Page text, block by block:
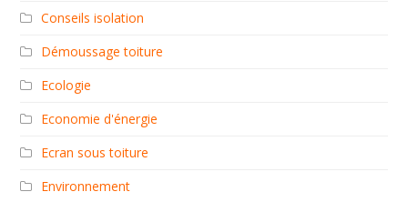
Conseils isolation
Démoussage toiture
Ecologie
Economie d'énergie
Ecran sous toiture
Environnement